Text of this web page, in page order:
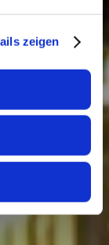
zu
für
Unsere
mit
der Dienste
zeigen